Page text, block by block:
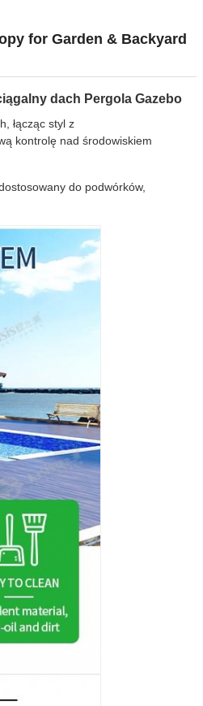
for Garden & Backyard
dach Pergola Gazebo
łącząc styl z
kontrolę nad środowiskiem
do podwórków,